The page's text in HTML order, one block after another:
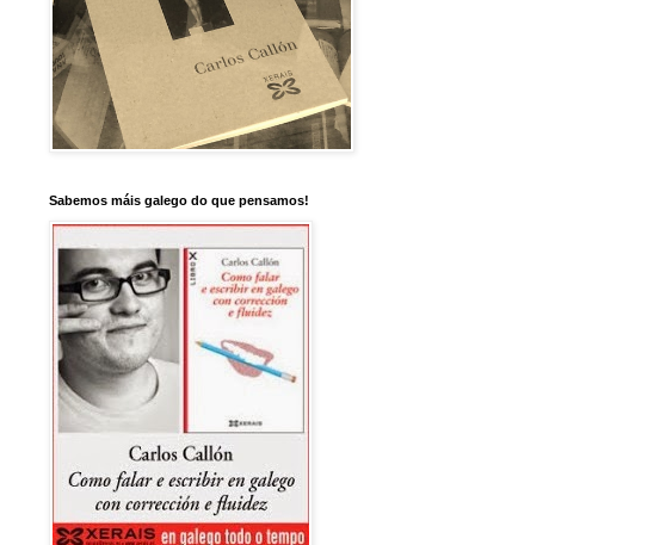
Sabemos máis galego do que pensamos!